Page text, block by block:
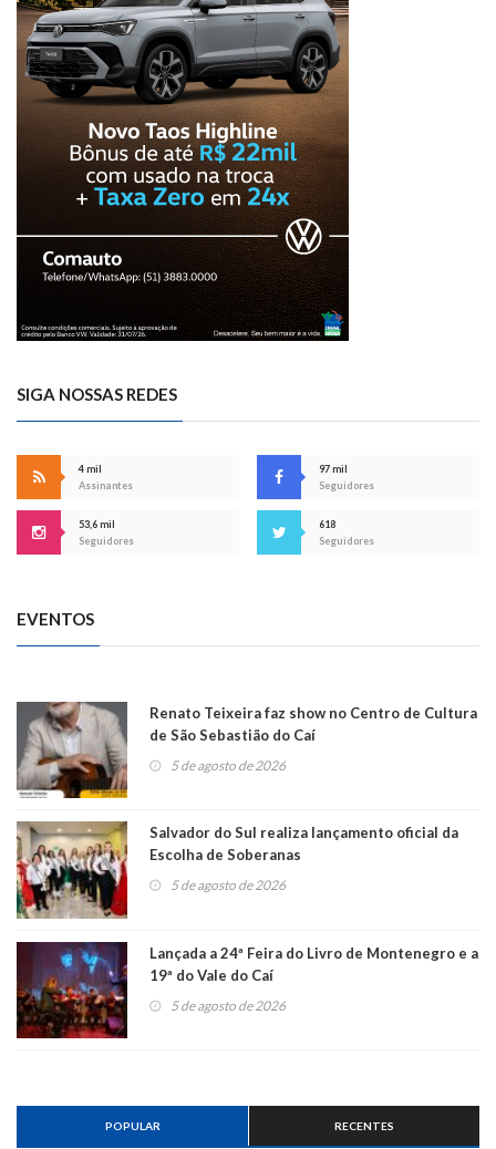
SIGA NOSSAS REDES
4 mil
Assinantes
97 mil
Seguidores
53,6 mil
Seguidores
618
Seguidores
EVENTOS
Renato Teixeira faz show no Centro de Cultura
de São Sebastião do Caí
5 de agosto de 2026
Salvador do Sul realiza lançamento oficial da
Escolha de Soberanas
5 de agosto de 2026
Lançada a 24ª Feira do Livro de Montenegro e a
19ª do Vale do Caí
5 de agosto de 2026
POPULAR RECENTES